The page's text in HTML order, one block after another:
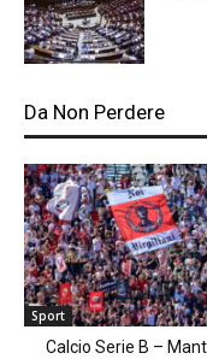
Da Non Perdere
Sport
Calcio Serie B –